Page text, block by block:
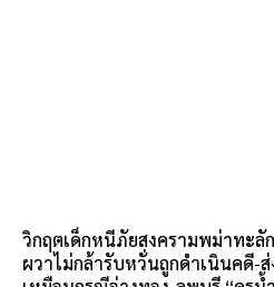
วิกฤตเด็กหนีภัยสงครามพม่าทะลั
ผวาไม่กล้ารับหวั่นถูกดำเนินคดี-